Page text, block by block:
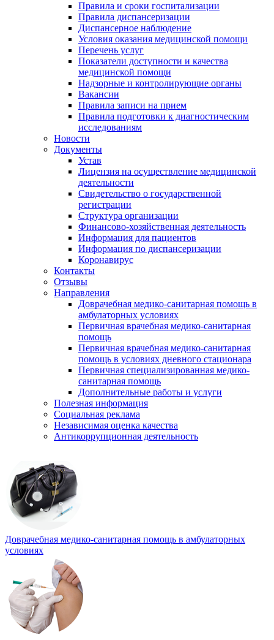
Правила и сроки госпитализации
Правила диспансеризации
Диспансерное наблюдение
Условия оказания медицинской помощи
Перечень услуг
Показатели доступности и качества
медицинской помощи
Надзорные и контролирующие органы
Вакансии
Правила записи на прием
Правила подготовки к диагностическим
исследованиям
Новости
Документы
Устав
Лицензия на осуществление медицинской
деятельности
Свидетельство о государственной
регистрации
Структура организации
Финансово-хозяйственная деятельность
Информация для пациентов
Информация по диспансеризации
Коронавирус
Контакты
Отзывы
Направления
Доврачебная медико-санитарная помощь в
амбулаторных условиях
Первичная врачебная медико-санитарная
помощь
Первичная врачебная медико-санитарная
помощь в условиях дневного стационара
Первичная специализированная медико-
санитарная помощь
Дополнительные работы и услуги
Полезная информация
Социальная реклама
Независимая оценка качества
Антикоррупционная деятельность
Доврачебная медико-санитарная помощь в амбулаторных
условиях